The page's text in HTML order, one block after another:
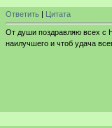
Ответить | Цитата
От души поздравляю всех с
наилучшего и чтоб удача